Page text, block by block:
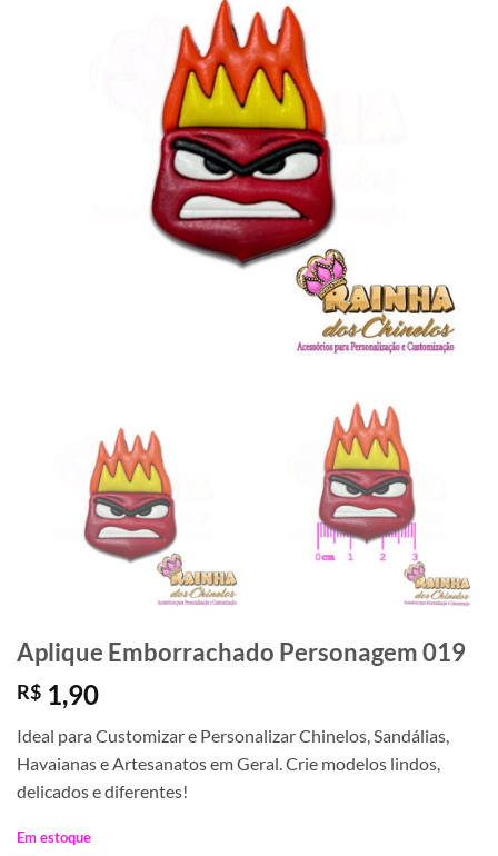
Aplique Emborrachado Personagem 019
R$ 1,90
Ideal para Customizar e Personalizar Chinelos, Sandálias,
Havaianas e Artesanatos em Geral. Crie modelos lindos,
delicados e diferentes!
Em estoque